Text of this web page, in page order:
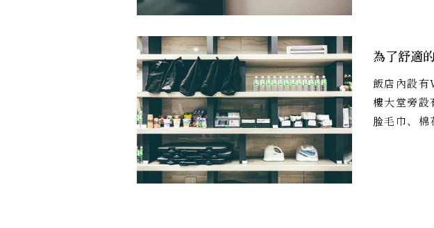
為了舒適
飯店內設
樓大堂旁設
脸毛巾、